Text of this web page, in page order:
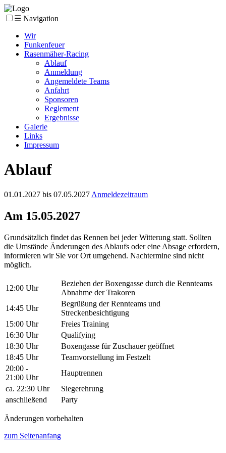
☰ Navigation
Wir
Funkenfeuer
Rasenmäher-Racing
Ablauf
Anmeldung
Angemeldete Teams
Anfahrt
Sponsoren
Reglement
Ergebnisse
Galerie
Links
Impressum
Ablauf
01.01.2027 bis 07.05.2027 Anmeldezeitraum
Am 15.05.2027
Grundsätzlich findet das Rennen bei jeder Witterung statt. Sollten
die Umstände Änderungen des Ablaufs oder eine Absage erfordern,
informieren wir Sie vor Ort umgehend. Nachtermine sind nicht
möglich.
12:00 Uhr
Beziehen der Boxengasse durch die Rennteams
Abnahme der Trakoren
14:45 Uhr
Begrüßung der Rennteams und
Streckenbesichtigung
15:00 Uhr
Freies Training
16:30 Uhr
Qualifying
18:30 Uhr
Boxengasse für Zuschauer geöffnet
18:45 Uhr
Teamvorstellung im Festzelt
20:00 -
21:00 Uhr
Hauptrennen
ca. 22:30 Uhr
Siegerehrung
anschließend
Party
Änderungen vorbehalten
zum Seitenanfang